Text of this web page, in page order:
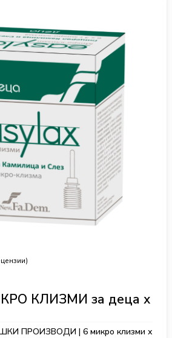
КЛИЗМИ за деца x
ПРОИЗВОДИ | 6 микро клизми х